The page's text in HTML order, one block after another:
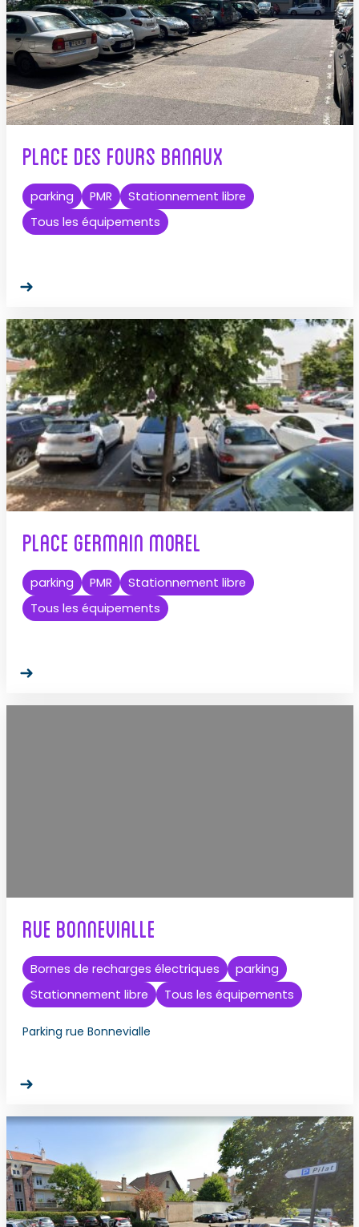
Place des Fours Banaux
parking PMR
Stationnement libre
Tous les équipements
Place Germain Morel
parking PMR
Stationnement libre
Tous les équipements
Rue Bonnevialle
Bornes de recharges électriques
parking
Stationnement libre
Tous les équipements
Parking rue Bonnevialle